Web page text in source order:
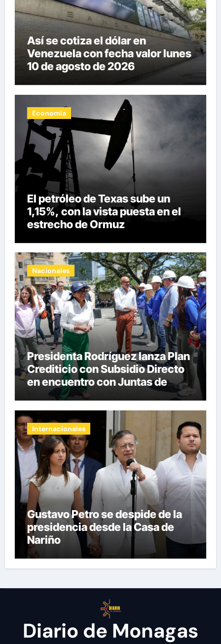
Así se cotiza el dólar en
Venezuela con fecha valor lunes
10 de agosto de 2026
Economía
El petróleo de Texas sube un
1,15%, con la vista puesta en el
estrecho de Ormuz
Nacionales
Presidenta Rodríguez lanza Plan
Crediticio con Subsidio Directo
en encuentro con Juntas de
Condominio
Internacionales
Gustavo Petro se despide de la
presidencia desde la Casa de
Nariño
Diario de Monagas